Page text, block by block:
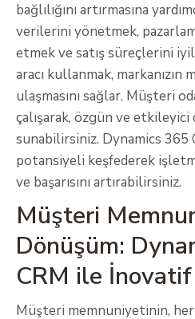
bağlılığını artırmasına
verilerini yönetmek,
etmek ve satış süreçlerini
aracı kullanmak,
ulaşmasını sağlar. Müşteri
çalışarak, özgün ve
sunabilirsiniz. Dynamics 365
potansiyeli keşfederek
ve başarısını artırabilirsiniz.
Müşteri
Dönüşüm:
CRM ile
Müşteri memnuniyetinin, her